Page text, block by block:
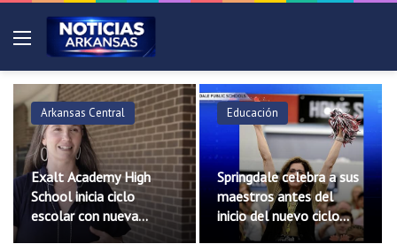
Menú
Educación
Springdale celebra a sus
maestros antes del
inicio del nuevo ciclo
escolar
Noticias
Escuelas Públicas de
Rogers incorporarán
cinco nuevos oficiales de
seguridad escolar